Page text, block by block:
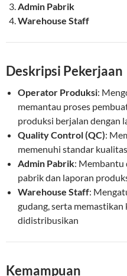
Admin Pabrik
Warehouse Staff
Deskripsi Pekerjaan
Operator Produksi:
memantau proses
produksi berjalan dengan
Quality Control (QC):
memenuhi standar
Admin Pabrik: Membantu
pabrik dan laporan
Warehouse Staff:
gudang, serta
didistribusikan
Kemampuan